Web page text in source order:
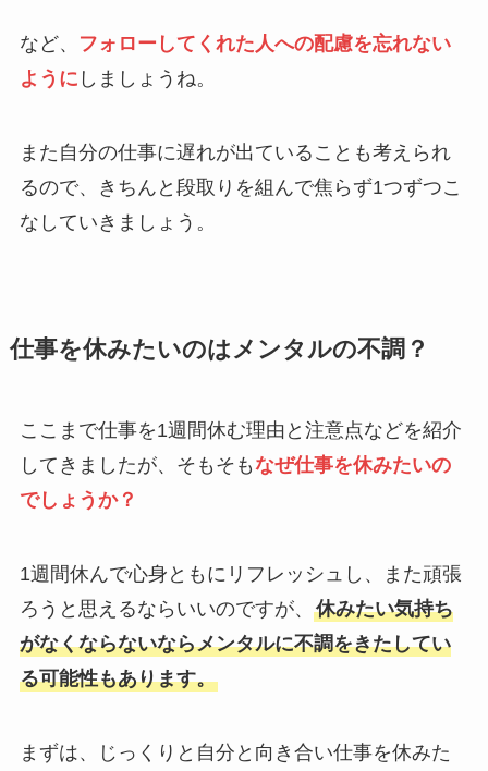
など、
フォローしてくれた人への配慮を忘れない
ように しましょうね。
また自分の仕事に遅れが出ていることも考えられ
るので、きちんと段取りを組んで焦らず1つずつこ
なしていきましょう。
仕事を休みたいのはメンタルの不調？
ここまで仕事を1週間休む理由と注意点などを紹介
してきましたが、そもそもなぜ仕事を休みたいの
でしょうか？
1週間休んで心身ともにリフレッシュし、また頑張
ろうと思えるならいいのですが、 休みたい気持ち
がなくならないならメンタルに不調をきたしてい
る可能性もあります。
まずは、じっくりと自分と向き合い仕事を休みた